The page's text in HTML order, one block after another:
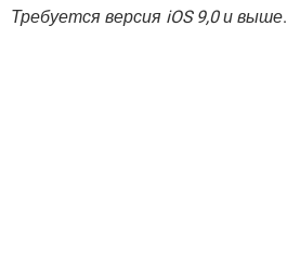
Требуется версия iOS 9,0 и выше.